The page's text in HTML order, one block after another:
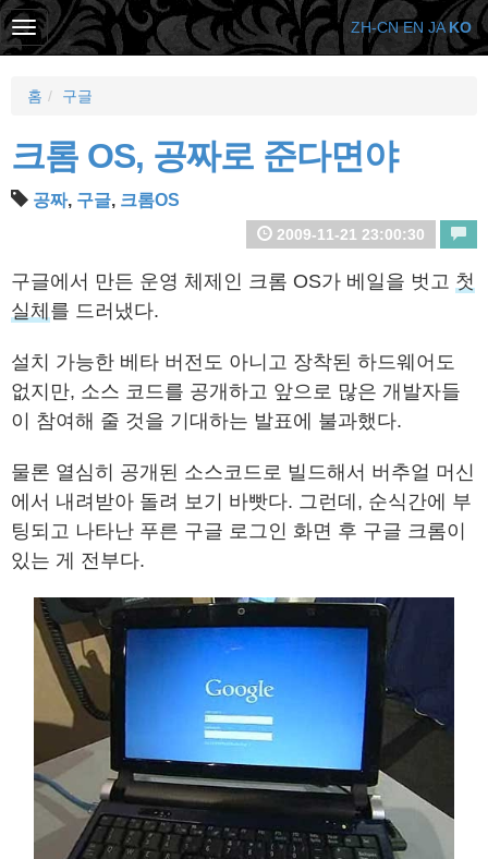
홈 구글
크롬 OS, 공짜로 준다면야
공짜, 구글, 크롬OS
2009-11-21 23:00:30
구글에서 만든 운영 체제인 크롬 OS가 베일을 벗고 첫
실체 를 드러냈다.
설치 가능한 베타 버전도 아니고 장착된 하드웨어도
없지만, 소스 코드를 공개하고 앞으로 많은 개발자들
이 참여해 줄 것을 기대하는 발표에 불과했다.
물론 열심히 공개된 소스코드로 빌드해서 버추얼 머신
에서 내려받아 돌려 보기 바빳다. 그런데, 순식간에 부
팅되고 나타난 푸른 구글 로그인 화면 후 구글 크롬이
있는 게 전부다.
ZH-CN EN JA KO